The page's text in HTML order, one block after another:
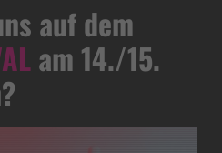
auf dem
am 14./15.